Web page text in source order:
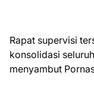
Rapat supervisi
konsolidasi
menyambut